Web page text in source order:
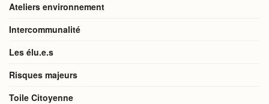
Ateliers environnement
Intercommunalité
Les élu.e.s
Risques majeurs
Toile Citoyenne